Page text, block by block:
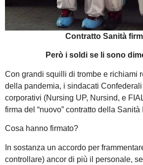
Contratto Sanità
Però i soldi se li sono
Con grandi squilli di trombe e richiami
della pandemia, i sindacati
corporativi (Nursing UP, Nursind, e
firma del “nuovo” contratto della Sanità
Cosa hanno firmato?
In sostanza un accordo per
controllare) ancor di più il personale,